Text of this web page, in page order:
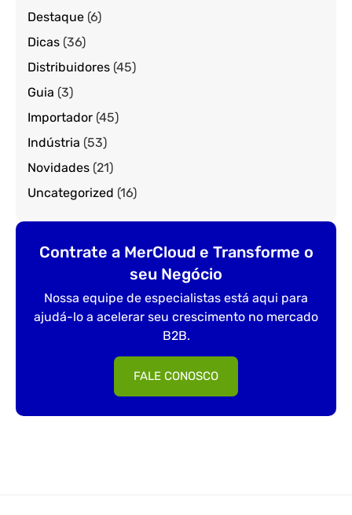
Destaque (6)
Dicas (36)
Distribuidores (45)
Guia (3)
Importador (45)
Indústria (53)
Novidades (21)
Uncategorized (16)
Contrate a MerCloud e Transforme o
seu Negócio
Nossa equipe de especialistas está aqui para
ajudá-lo a acelerar seu crescimento no mercado
B2B.
FALE CONOSCO